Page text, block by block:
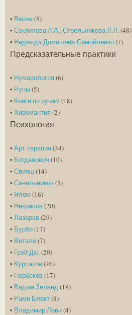
• Вёрче(5)
• Секлитова Л.А., Стрельникова Л.Л. (48)
• Надежда Домашева-Самойленко(7)
Предсказательные практики
• Нумерология(6)
• Руны(5)
• Книги по рунам (18)
• Хиромантия(2)
Психология
• Арт-терапия(34)
• Богданович (10)
• Свияш(14)
• Синельников(5)
• Ялом (16)
• Некрасов(20)
• Лазарев(29)
• Бурбо(17)
• Витале(7)
• Грэй Дж. (20)
• Курпатов(26)
• Норбеков(17)
• Вадим Зеланд (19)
• Рами Блект(8)
• Владимир Леви(4)